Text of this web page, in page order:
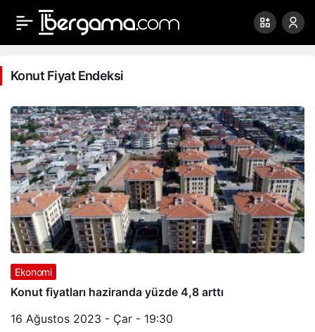
Konut
Fiyat
Endeksi
Haberleri
Konut Fiyat Endeksi
Ekonomi
Konut fiyatları haziranda yüzde 4,8 arttı
16 Ağustos 2023 - Çar - 19:30